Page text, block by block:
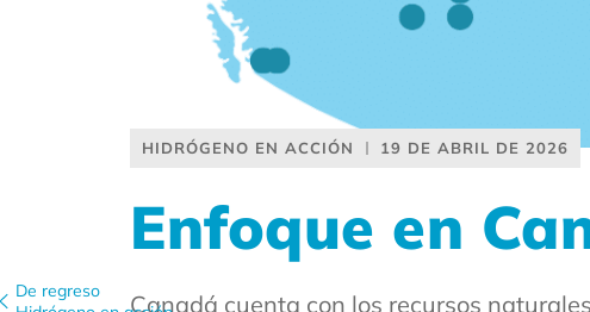
De regreso
HIDRÓGENO EN ACCIÓN 19 DE ABRIL DE 2026
Enfoque en
Canadá cuenta con los recursos